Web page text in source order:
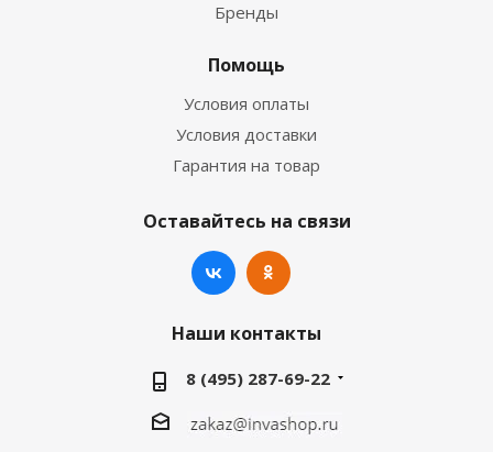
Бренды
Помощь
Условия оплаты
Условия доставки
Гарантия на товар
Оставайтесь на связи
Наши контакты
8 (495) 287-69-22